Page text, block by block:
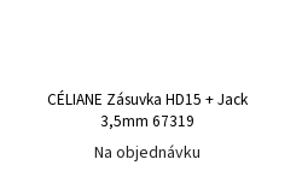
CÉLIANE Zásuvka HD15 + Jack
3,5mm 67319
Na objednávku